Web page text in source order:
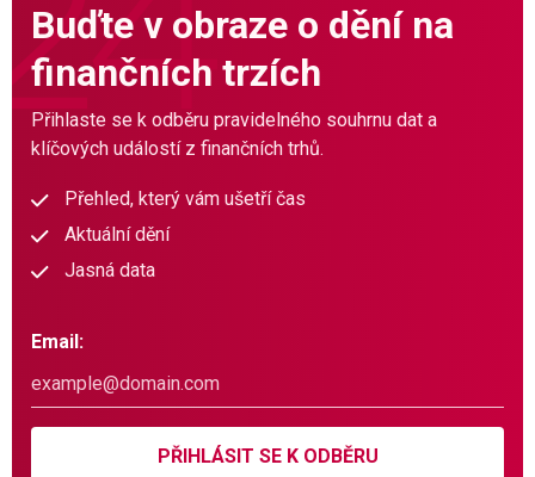
Buďte v obraze o dění na
finančních trzích
Přihlaste se k odběru pravidelného souhrnu dat a
klíčových událostí z finančních trhů.
Přehled, který vám ušetří čas
Aktuální dění
Jasná data
Email:
PŘIHLÁSIT SE K ODBĚRU